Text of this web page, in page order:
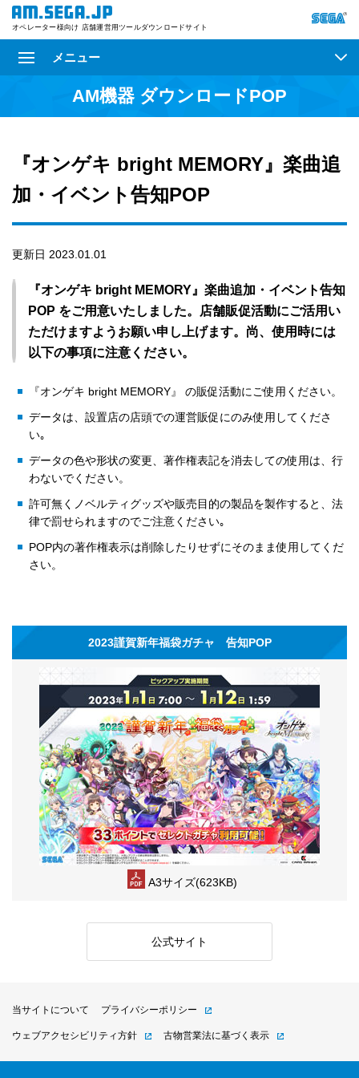
オペレーター様向け 店舗運営用ツールダウンロードサイト
メニュー
AM機器 ダウンロードPOP
『オンゲキ bright MEMORY』楽曲追
加・イベント告知POP
更新日 2023.01.01
『オンゲキ bright MEMORY』楽曲追加・イベント告知
POP をご用意いたしました。店舗販促活動にご活用い
ただけますようお願い申し上げます。尚、使用時には
以下の事項に注意ください。
『オンゲキ bright MEMORY』 の販促活動にご使用ください。
データは、設置店の店頭での運営販促にのみ使用してくださ
い｡
データの色や形状の変更、著作権表記を消去しての使用は、行
わないでください。
許可無くノベルティグッズや販売目的の製品を製作すると、法
律で罰せられますのでご注意ください｡
POP内の著作権表示は削除したりせずにそのまま使用してくだ
さい。
2023謹賀新年福袋ガチャ 告知POP
A3サイズ(623KB)
公式サイト
当サイトについて プライバシーポリシー
ウェブアクセシビリティ方針 古物営業法に基づく表示